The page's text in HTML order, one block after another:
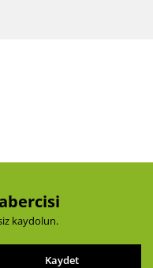
kaydolun.
Kaydet